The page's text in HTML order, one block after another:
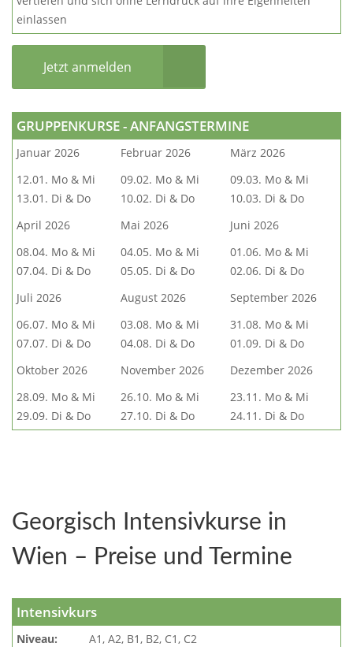
einlassen
Jetzt anmelden
GRUPPENKURSE - ANFANGSTERMINE
Januar 2026 Februar 2026
März 2026
12.01. Mo & Mi
13.01. Di & Do
09.02. Mo & Mi
10.02. Di & Do
09.03. Mo & Mi
10.03. Di & Do
April 2026
Mai 2026
Juni 2026
08.04. Mo & Mi
07.04. Di & Do
04.05. Mo & Mi
05.05. Di & Do
01.06. Mo & Mi
02.06. Di & Do
Juli 2026
August 2026
September 2026
06.07. Mo & Mi
07.07. Di & Do
03.08. Mo & Mi
04.08. Di & Do
31.08. Mo & Mi
01.09. Di & Do
Oktober 2026
November 2026
Dezember 2026
28.09. Mo & Mi
29.09. Di & Do
26.10. Mo & Mi
27.10. Di & Do
23.11. Mo & Mi
24.11. Di & Do
Georgisch Intensivkurse in
Wien – Preise und Termine
Intensivkurs
Niveau:
A1, A2, B1, B2, C1, C2